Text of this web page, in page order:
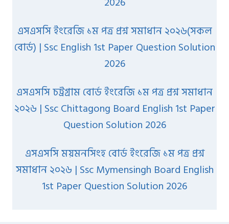
এসএসসি ইংরেজি ১ম পত্র প্রশ্ন সমাধান ২০২৬(সকল
বোর্ড) | Ssc English 1st Paper Question Solution
2026
এসএসসি চট্রগ্রাম বোর্ড ইংরেজি ১ম পত্র প্রশ্ন সমাধান
২০২৬ | Ssc Chittagong Board English 1st Paper
Question Solution 2026
এসএসসি ময়মনসিংহ বোর্ড ইংরেজি ১ম পত্র প্রশ্ন
সমাধান ২০২৬ | Ssc Mymensingh Board English
1st Paper Question Solution 2026